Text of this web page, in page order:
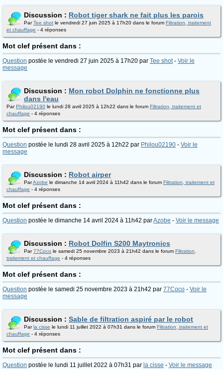
Discussion : Robot tiger shark ne fait plus les parois
ParTee shot le vendredi 27 juin 2025 à 17h20 dans le forum Filtration, traitement
et chauffage - 4 réponses
Mot clef présent dans :
Question postée le vendredi 27 juin 2025 à 17h20 par Tee shot- Voir le
message
Discussion : Mon robot Dolphin ne fonctionne plus
dans l'eau
ParPhilou02190 le lundi 28 avril 2025 à 12h22 dans le forum Filtration, traitement et
chauffage - 4 réponses
Mot clef présent dans :
Question postée le lundi 28 avril 2025 à 12h22 par Philou02190 - Voir le
message
Discussion : Robot airper
ParAzobe le dimanche 14 avril 2024 à 11h42 dans le forum Filtration, traitement et
chauffage - 4 réponses
Mot clef présent dans :
Question postée le dimanche 14 avril 2024 à 11h42 parAzobe - Voir le message
Discussion : Robot Dolfin S200 Maytronics
Par77Coco le samedi 25 novembre 2023 à 21h42 dans le forum Filtration,
traitement et chauffage - 4 réponses
Mot clef présent dans :
Question postée le samedi 25 novembre 2023 à 21h42 par 77Coco - Voir le
message
Discussion : Sable de filtration aspiré par le robot
Parla cisse le lundi 11 juillet 2022 à 07h31 dans le forum Filtration, traitement et
chauffage - 4 réponses
Mot clef présent dans :
Question postée le lundi 11 juillet 2022 à 07h31 par la cisse - Voir le message